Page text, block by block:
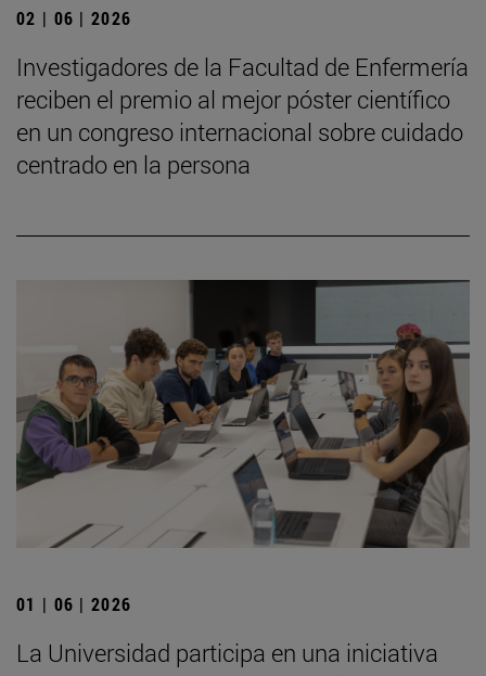
02 | 06 | 2026
Investigadores de la Facultad de Enfermería
reciben el premio al mejor póster científico
en un congreso internacional sobre cuidado
centrado en la persona
01 | 06 | 2026
La Universidad participa en una iniciativa